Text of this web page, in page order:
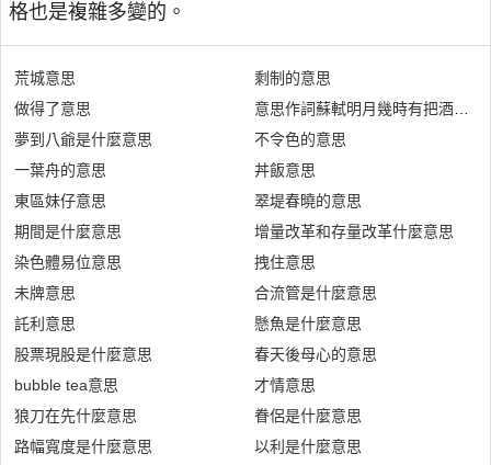
格也是複雜多變的。
荒城意思
做得了意思
夢到八爺是什麼意思
一葉舟的意思
東區妹仔意思
期間是什麼意思
染色體易位意思
未牌意思
託利意思
股票現股是什麼意思
bubble tea意思
狼刀在先什麼意思
路幅寬度是什麼意思
剩制的意思
意思作詞蘇軾明月幾時有把酒問
不令色的意思
丼飯意思
翠堤春曉的意思
增量改革和存量改革什麼意思
拽住意思
合流管是什麼意思
懸魚是什麼意思
春天後母心的意思
才情意思
眷侶是什麼意思
以利是什麼意思